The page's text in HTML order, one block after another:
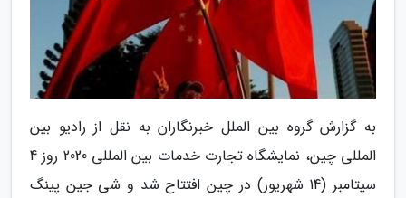
به گزارش گروه بین الملل خبرنگاران به نقل از رادیو بین
المللی چین، نمایشگاه تجارت خدمات بین المللی 2020 روز 4
سپتامبر (14 شهریور) در چین افتتاح شد و شی جین پینگ